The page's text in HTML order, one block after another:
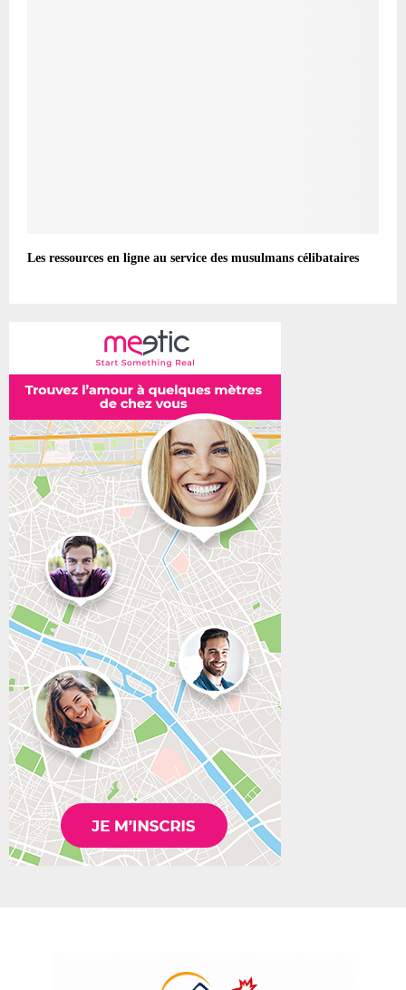
Les ressources en ligne au service des musulmans célibataires